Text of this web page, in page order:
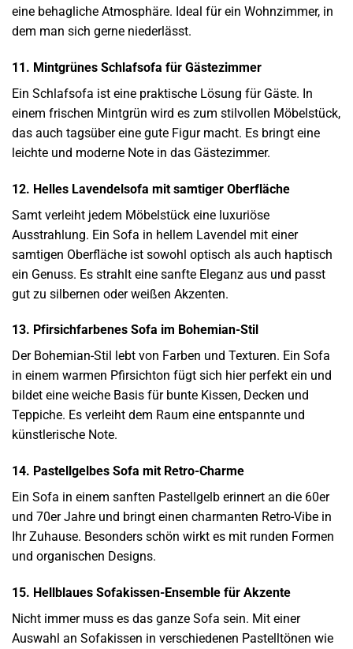
eine behagliche Atmosphäre. Ideal für ein Wohnzimmer, in
dem man sich gerne niederlässt.
11. Mintgrünes Schlafsofa für Gästezimmer
Ein Schlafsofa ist eine praktische Lösung für Gäste. In
einem frischen Mintgrün wird es zum stilvollen Möbelstück,
das auch tagsüber eine gute Figur macht. Es bringt eine
leichte und moderne Note in das Gästezimmer.
12. Helles Lavendelsofa mit samtiger Oberfläche
Samt verleiht jedem Möbelstück eine luxuriöse
Ausstrahlung. Ein Sofa in hellem Lavendel mit einer
samtigen Oberfläche ist sowohl optisch als auch haptisch
ein Genuss. Es strahlt eine sanfte Eleganz aus und passt
gut zu silbernen oder weißen Akzenten.
13. Pfirsichfarbenes Sofa im Bohemian-Stil
Der Bohemian-Stil lebt von Farben und Texturen. Ein Sofa
in einem warmen Pfirsichton fügt sich hier perfekt ein und
bildet eine weiche Basis für bunte Kissen, Decken und
Teppiche. Es verleiht dem Raum eine entspannte und
künstlerische Note.
14. Pastellgelbes Sofa mit Retro-Charme
Ein Sofa in einem sanften Pastellgelb erinnert an die 60er
und 70er Jahre und bringt einen charmanten Retro-Vibe in
Ihr Zuhause. Besonders schön wirkt es mit runden Formen
und organischen Designs.
15. Hellblaues Sofakissen-Ensemble für Akzente
Nicht immer muss es das ganze Sofa sein. Mit einer
Auswahl an Sofakissen in verschiedenen Pastelltönen wie